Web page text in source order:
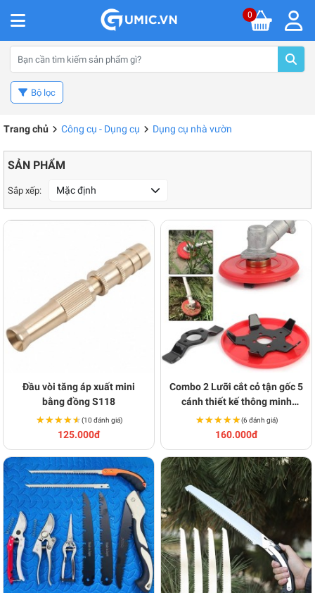
0
Bộ lọc
Trang chủ Công cụ - Dụng cụ Dụng cụ nhà vườn
SẢN PHẨM
Sắp xếp: Mặc định
Đầu vòi tăng áp xuất mini
bằng đồng S118
★★★★★
★★★★★(10 đánh giá)
125.000đ
Combo 2 Lưỡi cắt cỏ tận gốc 5
cánh thiết kế thông minh
BA1765
★★★★★
★★★★★(6 đánh giá)
160.000đ